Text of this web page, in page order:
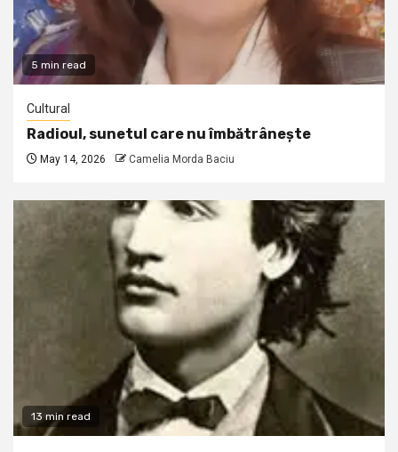
5 min read
Cultural
Radioul, sunetul care nu îmbătrânește
May 14, 2026 Camelia Morda Baciu
13 min read